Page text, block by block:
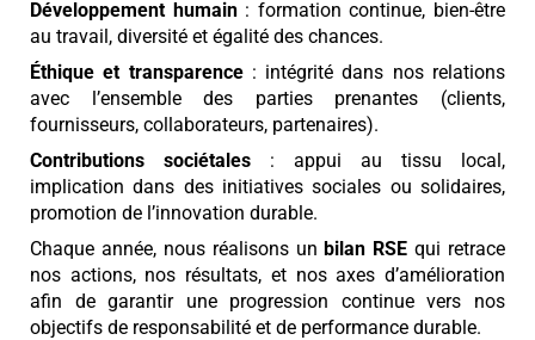
Développement humain: formation continue, bien-être
au travail, diversité et égalité des chances.
Éthique et transparence: intégrité dans nos relations
avec l’ensemble des parties prenantes (clients,
fournisseurs, collaborateurs, partenaires).
Contributions sociétales : appui au tissu local,
implication dans des initiatives sociales ou solidaires,
promotion de l’innovation durable.
Chaque année, nous réalisons unbilan RSE qui retrace
nos actions, nos résultats, et nos axes d’amélioration
afin de garantir une progression continue vers nos
objectifs de responsabilité et de performance durable.